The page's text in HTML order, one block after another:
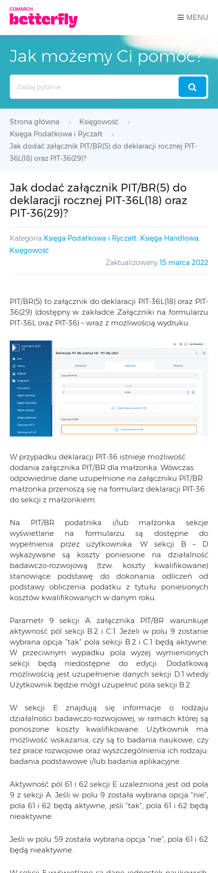
MENU
Jak możemy Ci pomóc?
Strona główna
Księgowość
Księga Podatkowa i Ryczałt
Jak dodać załącznik PIT/BR(5) do deklaracji rocznej PIT-
36L(18) oraz PIT-36(29)?
Jak dodać załącznik PIT/BR(5) do
deklaracji rocznej PIT-36L(18) oraz
PIT-36(29)?
Kategoria Księga Podatkowa i Ryczałt, Księga Handlowa,
Księgowość
Zaktualizowany 15 marca 2022
PIT/BR(5) to załącznik do deklaracji PIT-36L(18) oraz PIT-
36(29) (dostępny w zakładce Załączniki na formularzu
PIT-36L oraz PIT-36) – wraz z możliwością wydruku.
W przypadku deklaracji PIT-36 istnieje możliwość
dodania załącznika PIT/BR dla małżonka. Wówczas
odpowiednie dane uzupełnione na załączniku PIT/BR
małżonka przenoszą się na formularz deklaracji PIT-36
do sekcji z małżonkiem.
Na PIT/BR podatnika i/lub małżonka sekcje
wyświetlane na formularzu są dostępne do
wypełnienia przez użytkownika. W sekcji B – D
wykazywane są koszty poniesione na działalność
badawczo-rozwojową (tzw. koszty kwalifikowane)
stanowiące podstawę do dokonania odliczeń od
podstawy obliczenia podatku z tytułu poniesionych
kosztów kwalifikowanych w danym roku.
Parametr 9 sekcji A załącznika PIT/BR warunkuje
aktywność pól sekcji B.2 i C.1. Jeżeli w polu 9 zostanie
wybrana opcja ”tak” pola sekcji B.2 i C.1 będą aktywne.
W przeciwnym wypadku pola wyżej wymienionych
sekcji będą niedostępne do edycji. Dodatkową
możliwością jest uzupełnienie danych sekcji D.1 wtedy
Użytkownik będzie mógł uzupełnić pola sekcji B.2.
W sekcji E znajdują się informacje o rodzaju
działalności badawczo-rozwojowej, w ramach której są
ponoszone koszty kwalifikowane. Użytkownik ma
możliwość wskazania, czy są to badania naukowe, czy
też prace rozwojowe oraz wyszczególnienia ich rodzaju:
badania podstawowe i/lub badania aplikacyjne.
Aktywność pól 61 i 62 sekcji E uzależniona jest od pola
9 z sekcji A. Jeśli w polu 9 została wybrana opcja ”nie”,
pola 61 i 62 będą aktywne, jeśli ”tak”, pola 61 i 62 będą
nieaktywne.
Jeśli w polu 59 została wybrana opcja ”nie”, pola 61 i 62
będą nieaktywne.